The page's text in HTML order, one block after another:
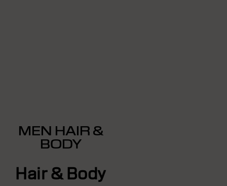
MEN HAIR &
BODY
Hair & Body